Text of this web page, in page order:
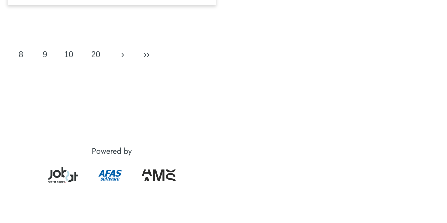
8 9 10 20 › ››
Powered by